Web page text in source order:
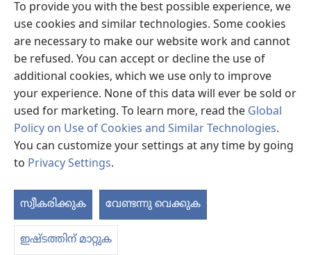
To provide you with the best possible experience, we
use cookies and similar technologies. Some cookies
are necessary to make our website work and cannot
be refused. You can accept or decline the use of
additional cookies, which we use only to improve
your experience. None of this data will ever be sold or
used for marketing. To learn more, read the Global
Policy on Use of Cookies and Similar Technologies.
You can customize your settings at any time by going
to Privacy Settings.
സ്വീകരിക്കുക വേണ്ടന്നു വെക്കുക
ഇഷ്ടത്തിന് മാറ്റുക
വാച്ച്ടവര്‍ ഓണ്‍ലൈന്‍ ലൈബ്രറി
(പുതിയ
പേജ്
തുറക്കുക)JW ഹബ്ബ്
(പുതിയ
പേജ്
തുറക്കുക)JW ലൈ​ബ്ര​റി
വാച്ച്‌ടവർ ലൈ​ബ്രറി
ഉപയോഗിക്കുന്നതിനുള്ള വ്യവസ്ഥകള്‍|സ്വകാര്യതാ നയം
ക്രമീകരണങ്ങൾ